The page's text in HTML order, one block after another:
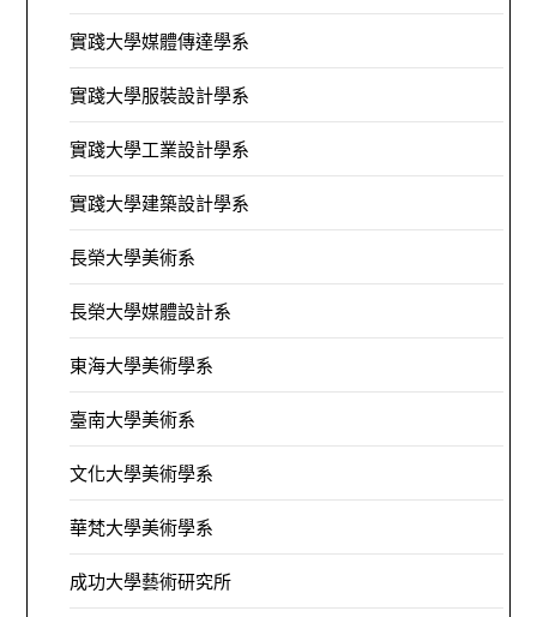
實踐大學媒體傳達學系
實踐大學服裝設計學系
實踐大學工業設計學系
實踐大學建築設計學系
長榮大學美術系
長榮大學媒體設計系
東海大學美術學系
臺南大學美術系
文化大學美術學系
華梵大學美術學系
成功大學藝術研究所